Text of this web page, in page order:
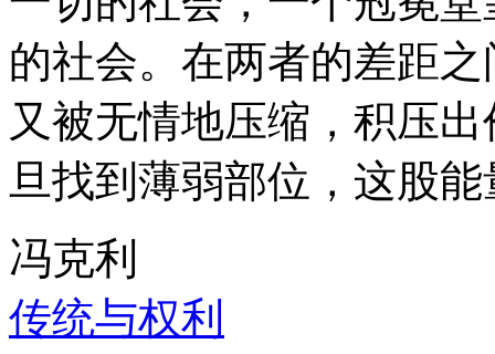
的社会。在两者的差距
又被无情地压缩，积压
旦找到薄弱部位，这股
冯克利
传统与权利